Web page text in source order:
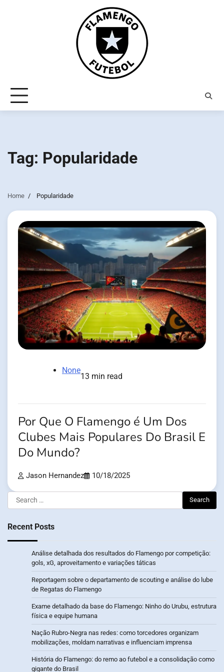
Tag: Popularidade
Home Popularidade
None
13 min read
Por Que O Flamengo é Um Dos
Clubes Mais Populares Do Brasil E
Do Mundo?
Jason Hernandez 10/18/2025
Search
for:
Recent Posts
Análise detalhada dos resultados do Flamengo por competição:
gols, xG, aproveitamento e variações táticas
Reportagem sobre o departamento de scouting e análise do lube
de Regatas do Flamengo
Exame detalhado da base do Flamengo: Ninho do Urubu, estrutura
física e equipe humana
Nação Rubro-Negra nas redes: como torcedores organizam
mobilizações, moldam narrativas e influenciam imprensa
História do Flamengo: do remo ao futebol e a consolidação como
gigante do Brasil